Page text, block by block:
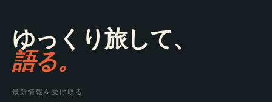
ゆっくり旅して、
語る。
最新情報を受け取る